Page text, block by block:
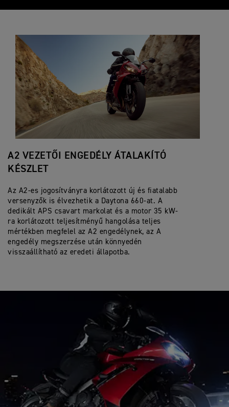
A2 VEZETŐI ENGEDÉLY ÁTALAKÍTÓ
KÉSZLET
Az A2-es jogosítványra korlátozott új és fiatalabb
versenyzők is élvezhetik a Daytona 660-at. A
dedikált APS csavart markolat és a motor 35 kW-
ra korlátozott teljesítményű hangolása teljes
mértékben megfelel az A2 engedélynek, az A
engedély megszerzése után könnyedén
visszaállítható az eredeti állapotba.